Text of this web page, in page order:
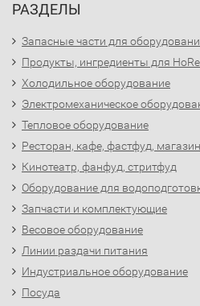
РАЗДЕЛЫ
Запасные части для
Продукты, ингредиенты для
Холодильное оборудование
Электромеханическое
Тепловое оборудование
Ресторан, кафе, фастфуд, магазин
Кинотеатр, фанфуд, стритфуд
Оборудование для
Запчасти и комплектующие
Весовое оборудование
Линии раздачи питания
Индустриальное оборудование
Посуда